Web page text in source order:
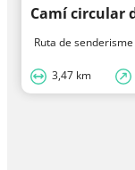
Camí circular
Ruta de senderisme
3,47 km